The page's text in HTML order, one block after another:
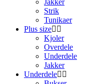
Jakker
Strik
Tunikaer
Plus size
Kjoler
Overdele
Underdele
Jakker
Underdele